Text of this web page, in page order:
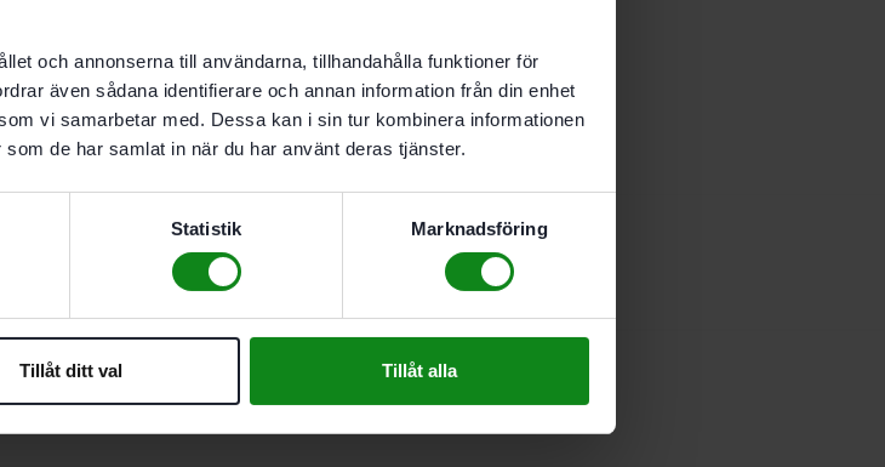
och annonserna till användarna, tillhandahålla funktioner för
även sådana identifierare och annan information från din enhet
vi samarbetar med. Dessa kan i sin tur kombinera informationen
de har samlat in när du har använt deras tjänster.
Statistik Marknadsföring
Tillåt ditt val Tillåt alla